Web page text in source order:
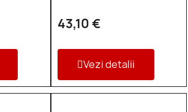
43,10 €
Vezi detalii